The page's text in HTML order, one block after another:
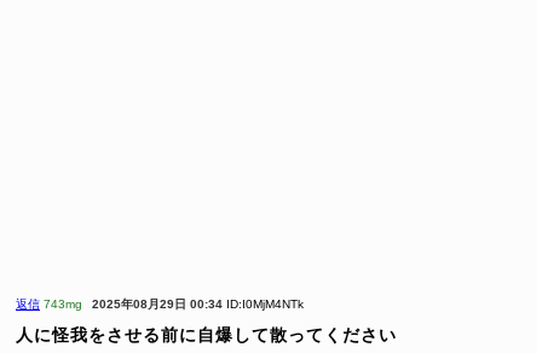
返信 743mg 2025年08月29日 00:34 ID:I0MjM4NTk
人に怪我をさせる前に自爆して散ってください